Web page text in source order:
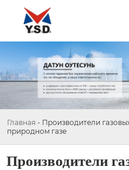
Главная - Производители
природном газе
Производители